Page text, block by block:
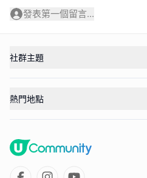
發表第一個留言...
社群主題
熱門地點